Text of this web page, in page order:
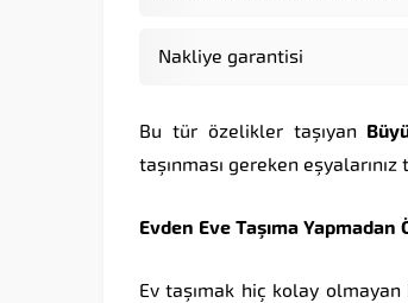
Nakliye garantisi
Bu tür özelikler taşıyan
taşınması gereken
Evden Eve Taşıma Yapmadan
Ev taşımak hiç kolay